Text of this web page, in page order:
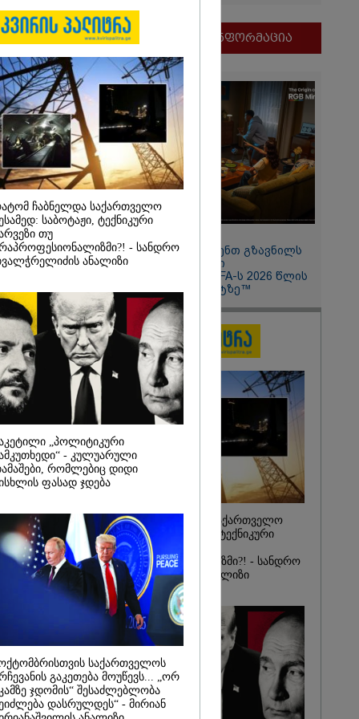
-
გეხვეწები"
დაკარგული
რას
დედა
თვიანი
ოჯახისთვის"
რა
მნიშვნელოვანი ინფორმაცია
Hisense წარმოგიდგენთ გზავნილს
"ინოვაციები უკეთესი
ცხოვრებისათვის" FIFA-ს 2026 წლის
მსოფლიო ჩემპიონატზე™
რატომ ჩაბნელდა საქართველო
მესამედ: საბოტაჟი, ტექნიკური
ხარვეზი თუ
არაპროფესიონალიზმი?! - სანდრო
თვალჭრელიძის ანალიზი
ჩაბნელდა საქართველო
საბოტაჟი, ტექნიკური
თუ
- სანდრო
ანალიზი
„პოლიტიკური
- კულუარული
რომლებიც დიდი
ფასად ჯდება
საქართველოს
გაკეთება მოუწევს... „ორ
ჯდომის“ შესაძლებლობა
დასრულდეს“ - მირიან